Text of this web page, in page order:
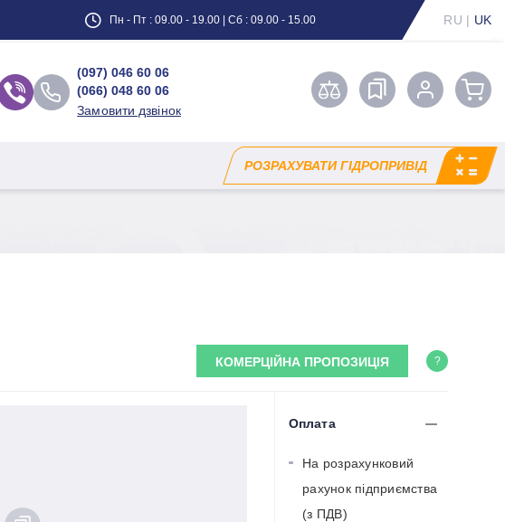
Пн - Пт : 09.00 - 19.00 | Сб : 09.00 - 15.00 RU | UK
(097) 046 60 06
(066) 048 60 06
Замовити дзвінок
РОЗРАХУВАТИ ГІДРОПРИВІД
КОМЕРЦІЙНА ПРОПОЗИЦІЯ ?
Оплата
На розрахунковий
рахунок підприємства
(з ПДВ)